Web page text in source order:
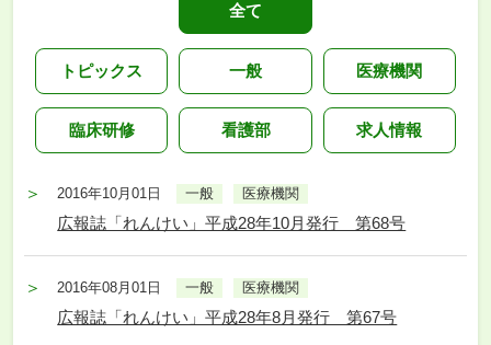
全て
トピックス 一般 医療機関
臨床研修 看護部 求人情報
2016年10月01日 一般 医療機関
広報誌「れんけい」平成28年10月発行 第68号
2016年08月01日 一般 医療機関
広報誌「れんけい」平成28年8月発行 第67号